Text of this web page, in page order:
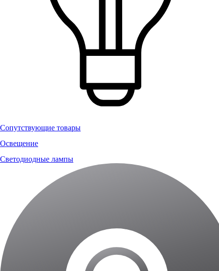
Сопутствующие товары
Освещение
Светодиодные лампы